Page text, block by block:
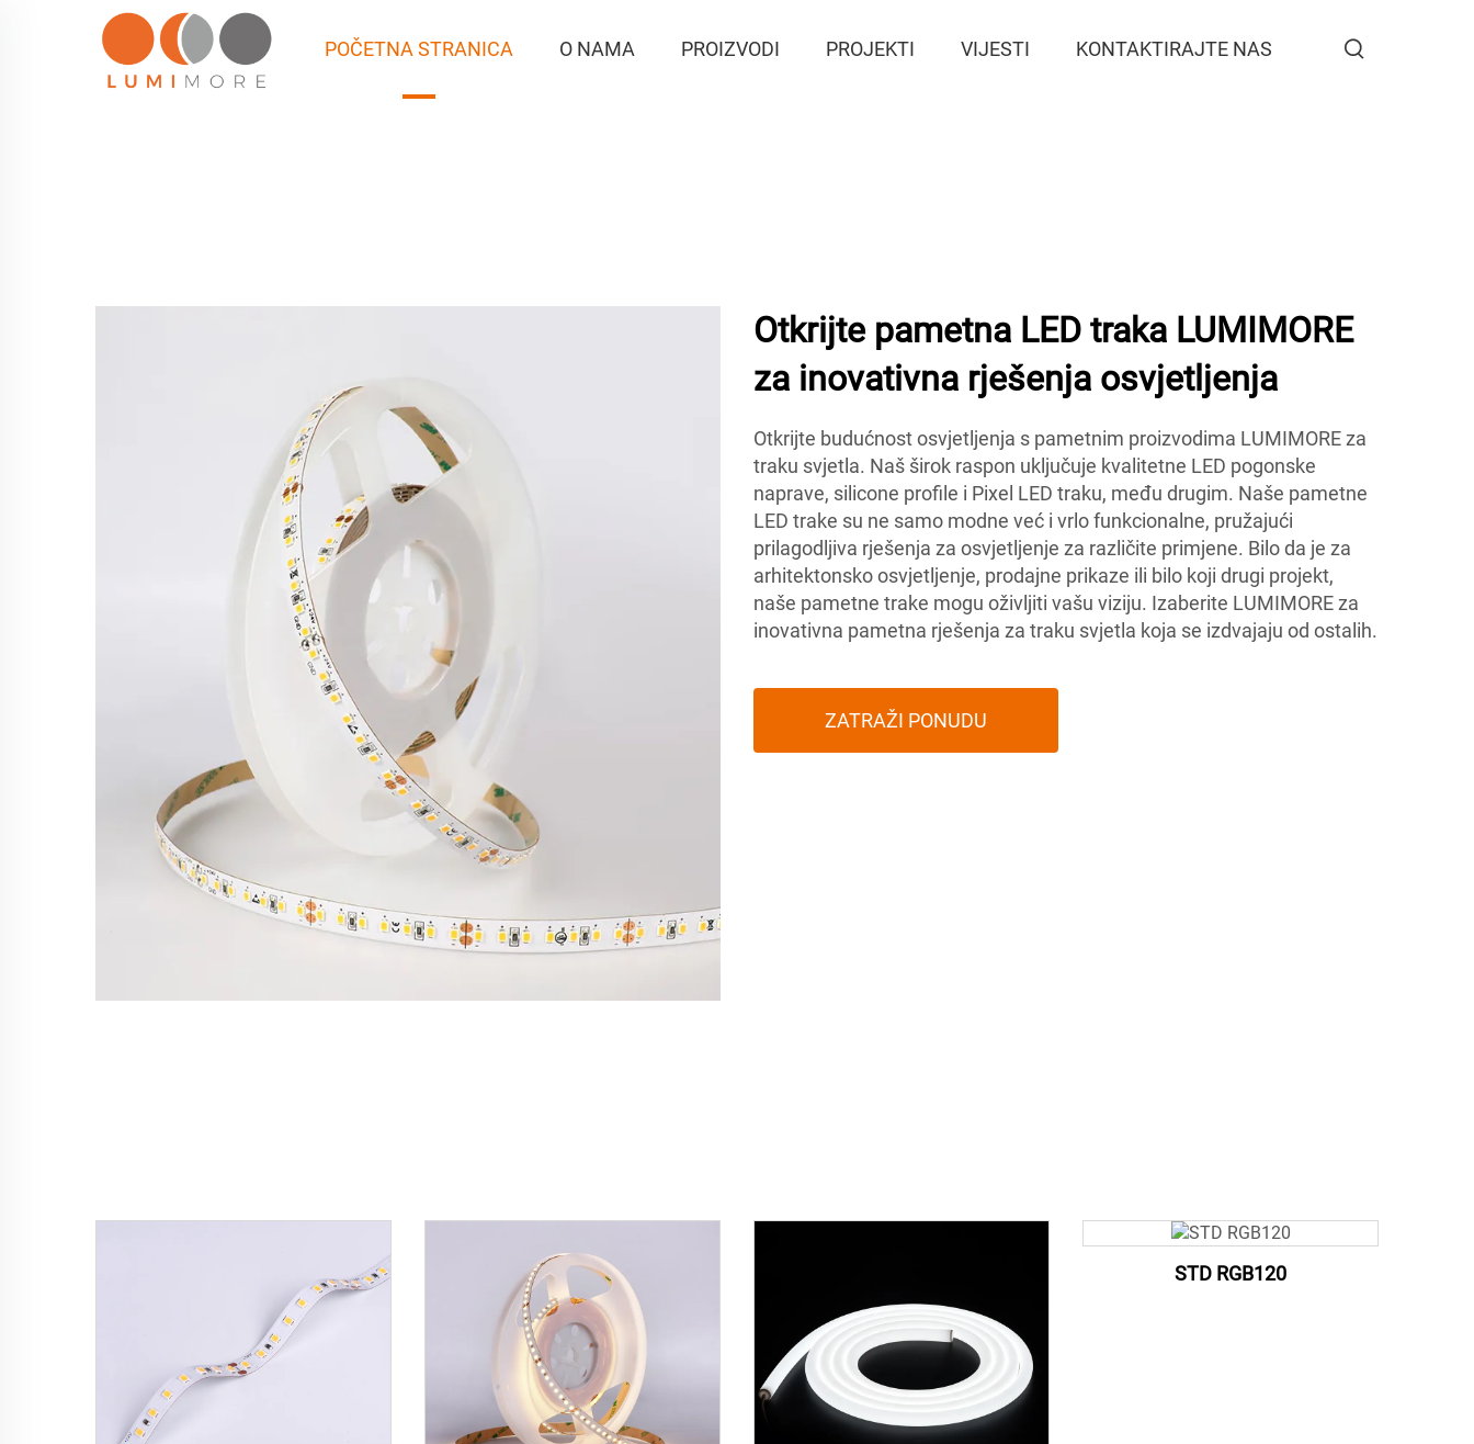
POČETNA STRANICA O NAMA PROIZVODI PROJEKTI VIJESTI KONTAKTIRAJTE NAS
Otkrijte pametna LED traka LUMIMORE
za inovativna rješenja osvjetljenja
Otkrijte budućnost osvjetljenja s pametnim proizvodima LUMIMORE za
traku svjetla. Naš širok raspon uključuje kvalitetne LED pogonske
naprave, silicone profile i Pixel LED traku, među drugim. Naše pametne
LED trake su ne samo modne već i vrlo funkcionalne, pružajući
prilagodljiva rješenja za osvjetljenje za različite primjene. Bilo da je za
arhitektonsko osvjetljenje, prodajne prikaze ili bilo koji drugi projekt,
naše pametne trake mogu oživljiti vašu viziju. Izaberite LUMIMORE za
inovativna pametna rješenja za traku svjetla koja se izdvajaju od ostalih.
ZATRAŽI PONUDU
STD RGB120